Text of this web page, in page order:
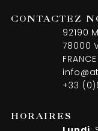
CONTACTEZ
92190
78000
FRANCE
+33
HORAIRES